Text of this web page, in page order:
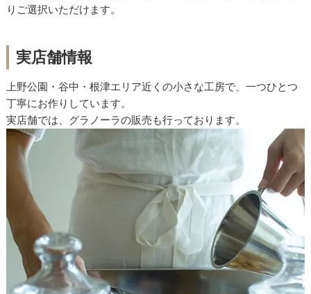
りご選択いただけます。
実店舗情報
上野公園・谷中・根津エリア近くの小さな工房で、一つひとつ
丁寧にお作りしています。
実店舗では、グラノーラの販売も行っております。